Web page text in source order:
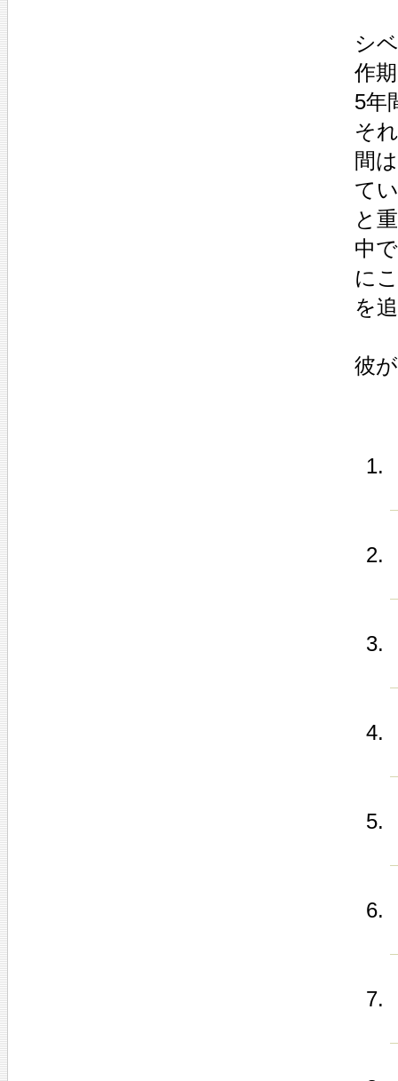
シ
作
5年
そ
間
て
と
中
に
を
彼